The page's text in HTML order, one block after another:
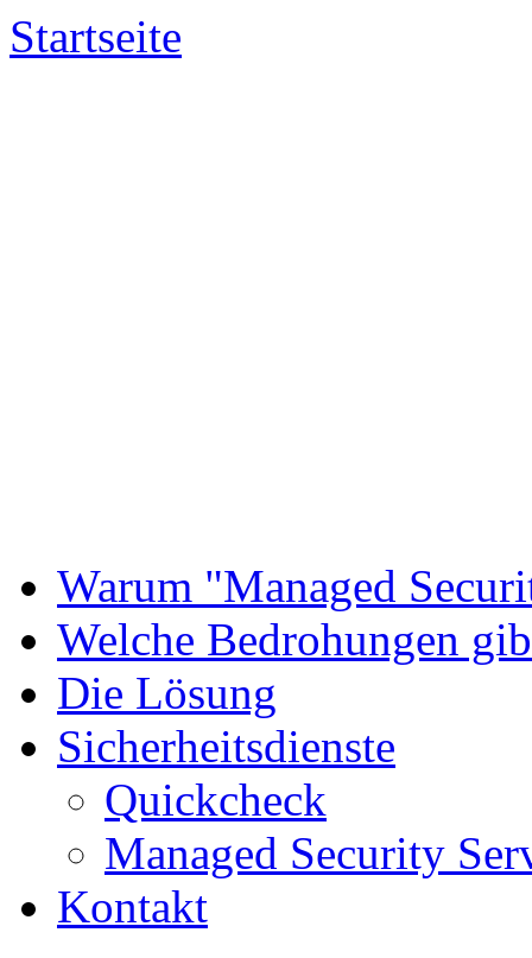
Startseite
Warum "Managed
Welche Bedrohungen
Die Lösung
Sicherheitsdienste
Quickcheck
Managed Security
Kontakt